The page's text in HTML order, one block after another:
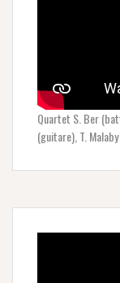
Quartet S. Ber
(guitare), T.